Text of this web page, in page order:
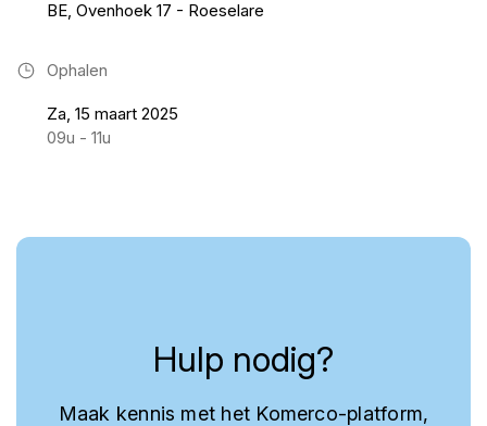
BE, Ovenhoek 17 - Roeselare
Ophalen
Za, 15 maart 2025
09u - 11u
Hulp nodig?
Maak kennis met het Komerco-platform,